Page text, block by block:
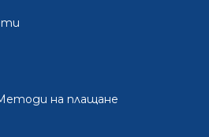
на плащане